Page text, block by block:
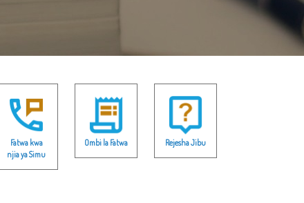
Fatwa kwa
njia ya Simu
Ombi la Fatwa Rejesha Jibu